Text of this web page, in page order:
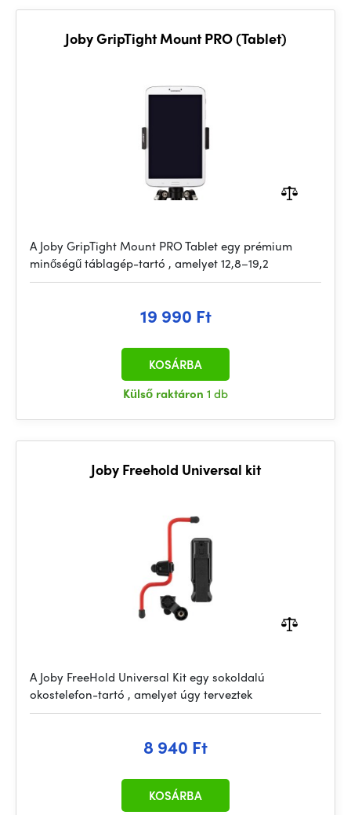
Joby GripTight Mount PRO (Tablet)
A Joby GripTight Mount PRO Tablet egy prémium
minőségű táblagép-tartó , amelyet 12,8–19,2
19 990 Ft
Külső raktáron 1 db
KOSÁRBA
Joby Freehold Universal kit
A Joby FreeHold Universal Kit egy sokoldalú
okostelefon-tartó , amelyet úgy terveztek
8 940 Ft
KOSÁRBA